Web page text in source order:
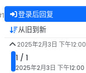
登录后回复
从旧到新
2025年2月3日 下午12:00
1 / 1
2025年2月3日 下午12:00